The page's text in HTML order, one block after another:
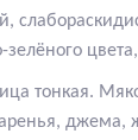
тонкая.
джема,